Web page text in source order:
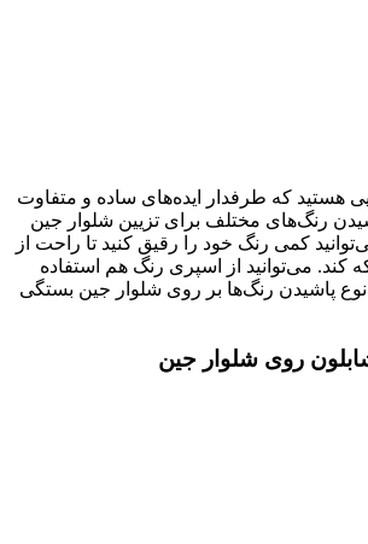
هستید که طرفدار ایده‌های ساده و متفاوت
رنگ‌های مختلف برای تزیین شلوار جین
کمی رنگ خود را رقیق کنید تا راحت از
می‌توانید از اسپری رنگ هم استفاده
نوع پاشیدن رنگ‌ها بر روی شلوار جین بستگی